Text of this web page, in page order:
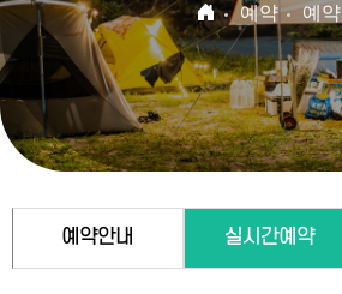
예약 예약
예약안내 실시간예약